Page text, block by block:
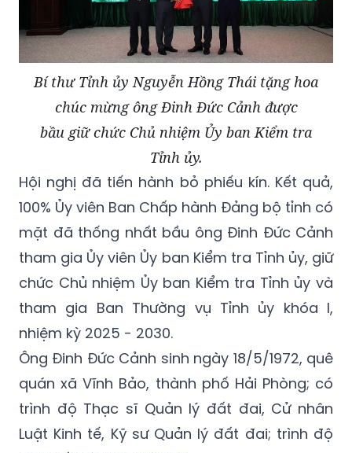
Bí thư Tỉnh ủy Nguyễn Hồng Thái tặng hoa
chúc mừng ông Đinh Đức Cảnh được
bầu giữ chức Chủ nhiệm Ủy ban Kiểm tra
Tỉnh ủy.
Hội nghị đã tiến hành bỏ phiếu kín. Kết quả,
100% Ủy viên Ban Chấp hành Đảng bộ tỉnh có
mặt đã thống nhất bầu ông Đinh Đức Cảnh
tham gia Ủy viên Ủy ban Kiểm tra Tỉnh ủy, giữ
chức Chủ nhiệm Ủy ban Kiểm tra Tỉnh ủy và
tham gia Ban Thường vụ Tỉnh ủy khóa I,
nhiệm kỳ 2025 - 2030.
Ông Đinh Đức Cảnh sinh ngày 18/5/1972, quê
quán xã Vĩnh Bảo, thành phố Hải Phòng; có
trình độ Thạc sĩ Quản lý đất đai, Cử nhân
Luật Kinh tế, Kỹ sư Quản lý đất đai; trình độ